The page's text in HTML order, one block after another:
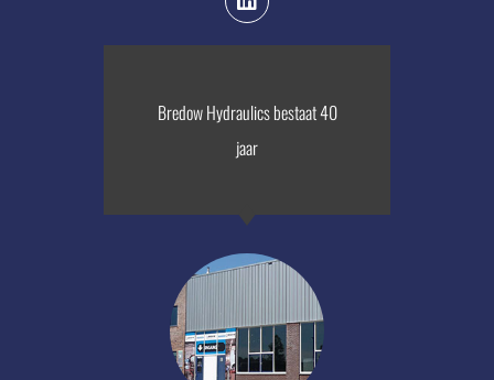
Bredow Hydraulics bestaat 40
jaar